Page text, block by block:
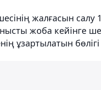
жалғасын
жоба кейінге
ұзартылатын